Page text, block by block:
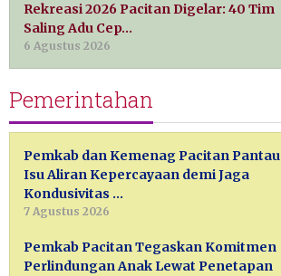
Rekreasi 2026 Pacitan Digelar: 40 Tim
Saling Adu Cep…
6 Agustus 2026
Pemerintahan
Pemkab dan Kemenag Pacitan Pantau
Isu Aliran Kepercayaan demi Jaga
Kondusivitas …
7 Agustus 2026
Pemkab Pacitan Tegaskan Komitmen
Perlindungan Anak Lewat Penetapan